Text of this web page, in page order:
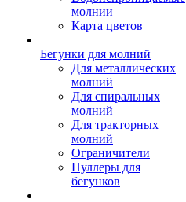
молнии
Карта цветов
Бегунки для молний
Для металлических
молний
Для спиральных
молний
Для тракторных
молний
Ограничители
Пуллеры для
бегунков